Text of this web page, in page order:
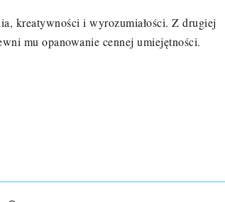
kreatywności i wyrozumiałości. Z drugiej
mu opanowanie cennej umiejętności.